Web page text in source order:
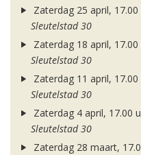
Zaterdag 25 april, 17.00
Sleutelstad 30
Zaterdag 18 april, 17.00
Sleutelstad 30
Zaterdag 11 april, 17.00
Sleutelstad 30
Zaterdag 4 april, 17.00
Sleutelstad 30
Zaterdag 28 maart,